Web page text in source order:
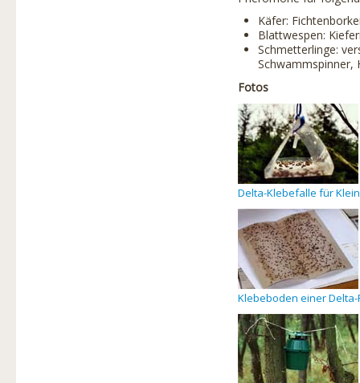
Käfer:
Blattwespen:
Schmetterlinge:
Schwammspinner,
Fotos
Delta-Klebefalle für
Klebeboden einer Delta-